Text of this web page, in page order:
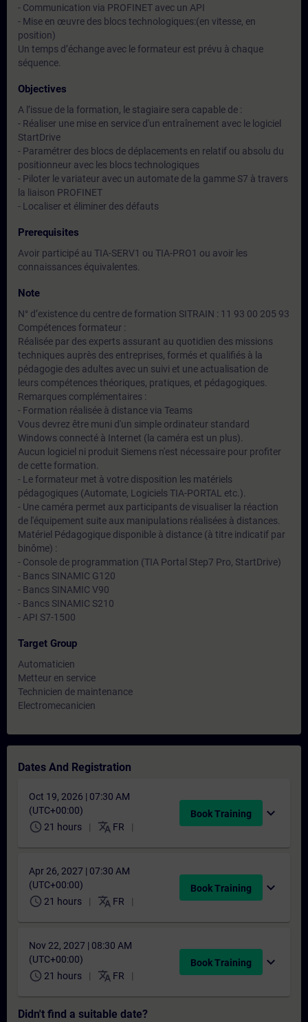
- Communication via PROFINET avec un API
- Mise en œuvre des blocs technologiques:(en vitesse, en
position)
Un temps d’échange avec le formateur est prévu à chaque
séquence.
Objectives
A l’issue de la formation, le stagiaire sera capable de :
- Réaliser une mise en service d'un entraînement avec le logiciel
StartDrive
- Paramétrer des blocs de déplacements en relatif ou absolu du
positionneur avec les blocs technologiques
- Piloter le variateur avec un automate de la gamme S7 à travers
la liaison PROFINET
- Localiser et éliminer des défauts
Prerequisites
Avoir participé au TIA-SERV1 ou TIA-PRO1 ou avoir les
connaissances équivalentes.
Note
N° d’existence du centre de formation SITRAIN : 11 93 00 205 93
Compétences formateur :
Réalisée par des experts assurant au quotidien des missions
techniques auprès des entreprises, formés et qualifiés à la
pédagogie des adultes avec un suivi et une actualisation de
leurs compétences théoriques, pratiques, et pédagogiques.
Remarques complémentaires :
- Formation réalisée à distance via Teams
Vous devrez être muni d'un simple ordinateur standard
Windows connecté à Internet (la caméra est un plus).
Aucun logiciel ni produit Siemens n'est nécessaire pour profiter
de cette formation.
- Le formateur met à votre disposition les matériels
pédagogiques (Automate, Logiciels TIA-PORTAL etc.).
- Une caméra permet aux participants de visualiser la réaction
de l'équipement suite aux manipulations réalisées à distances.
Matériel Pédagogique disponible à distance (à titre indicatif par
binôme) :
- Console de programmation (TIA Portal Step7 Pro, StartDrive)
- Bancs SINAMIC G120
- Bancs SINAMIC V90
- Bancs SINAMIC S210
- API S7-1500
Target Group
Automaticien
Metteur en service
Technicien de maintenance
Electromecanicien
Dates And Registration
Oct 19, 2026 | 07:30 AM
(UTC+00:00)
schedule 21 hours translate FR
Book Training expand_more
Apr 26, 2027 | 07:30 AM
(UTC+00:00)
schedule 21 hours translate FR
Book Training expand_more
Nov 22, 2027 | 08:30 AM
(UTC+00:00)
schedule 21 hours translate FR
Book Training expand_more
Didn't find a suitable date?